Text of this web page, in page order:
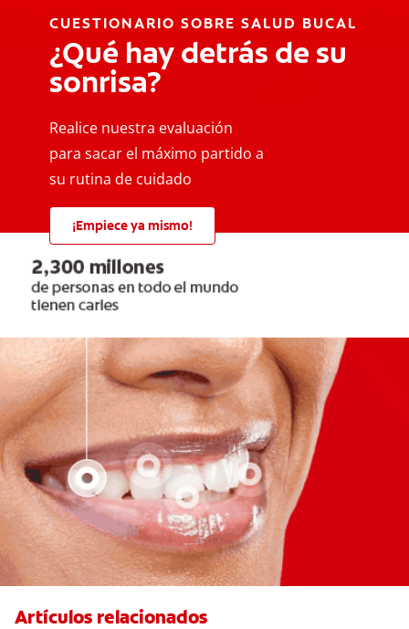
CUESTIONARIO SOBRE SALUD BUCAL
¿Qué hay detrás de su
sonrisa?
Realice nuestra evaluación
para sacar el máximo partido a
su rutina de cuidado
¡Empiece ya mismo!
Artículos relacionados